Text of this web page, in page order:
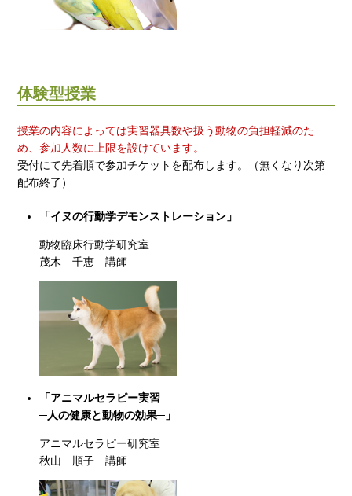
体験型授業
授業の内容によっては実習器具数や扱う動物の負担軽減のた
め、参加人数に上限を設けています。
受付にて先着順で参加チケットを配布します。（無くなり次第
配布終了）
「イヌの行動学デモンストレーション」
動物臨床行動学研究室
茂木 千恵 講師
「アニマルセラピー実習
─人の健康と動物の効果─」
アニマルセラピー研究室
秋山 順子 講師